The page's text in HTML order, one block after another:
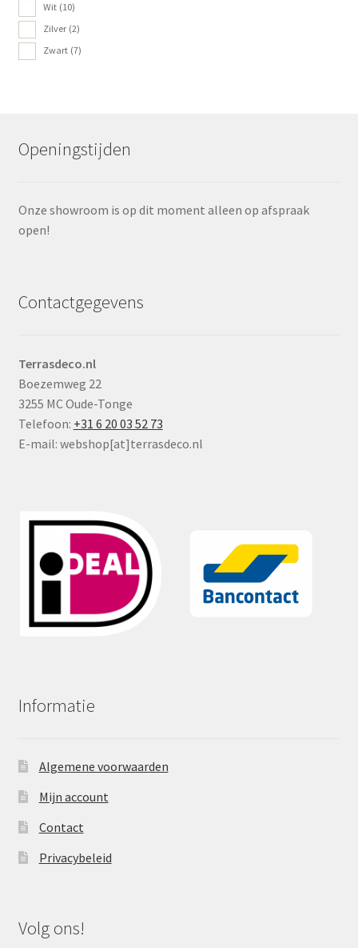
Wit (10)
Zilver (2)
Zwart (7)
Openingstijden
Onze showroom is op dit moment alleen op afspraak
open!
Contactgegevens
Terrasdeco.nl
Boezemweg 22
3255 MC Oude-Tonge
Telefoon: +31 6 20 03 52 73
E-mail: webshop[at]terrasdeco.nl
Informatie
Algemene voorwaarden
Mijn account
Contact
Privacybeleid
Volg ons!